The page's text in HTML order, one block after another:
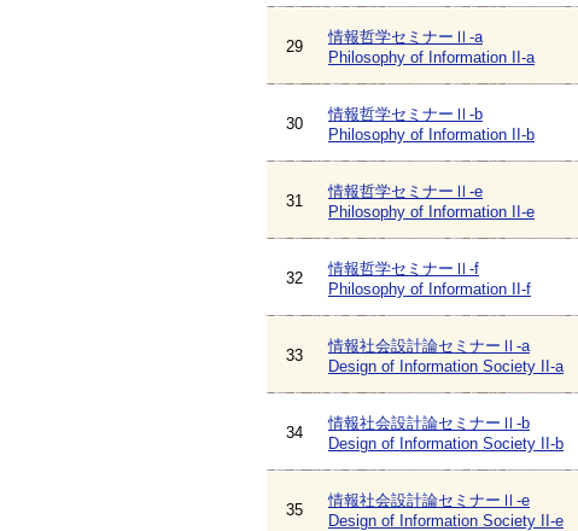
29
情報哲学セミナーⅡ-a
Philosophy of Information II-a
30
情報哲学セミナーⅡ-b
Philosophy of Information II-b
31
情報哲学セミナーⅡ-e
Philosophy of Information II-e
32
情報哲学セミナーⅡ-f
Philosophy of Information II-f
33
情報社会設計論セミナーⅡ-a
Design of Information Society II-a
34
情報社会設計論セミナーⅡ-b
Design of Information Society II-b
35
情報社会設計論セミナーⅡ-e
Design of Information Society II-e